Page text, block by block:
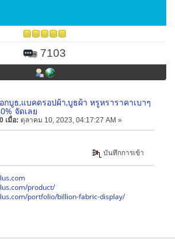
7103
กบูธ,แบคดรอปผ้า,บูธผ้า หรูหราราคาเบาๆ
จัดเลย
เมื่อ: ตุลาคม 10, 2023, 04:17:27 AM »
บันทึกการเข้า
product/
portfolio/billion-fabric-display/